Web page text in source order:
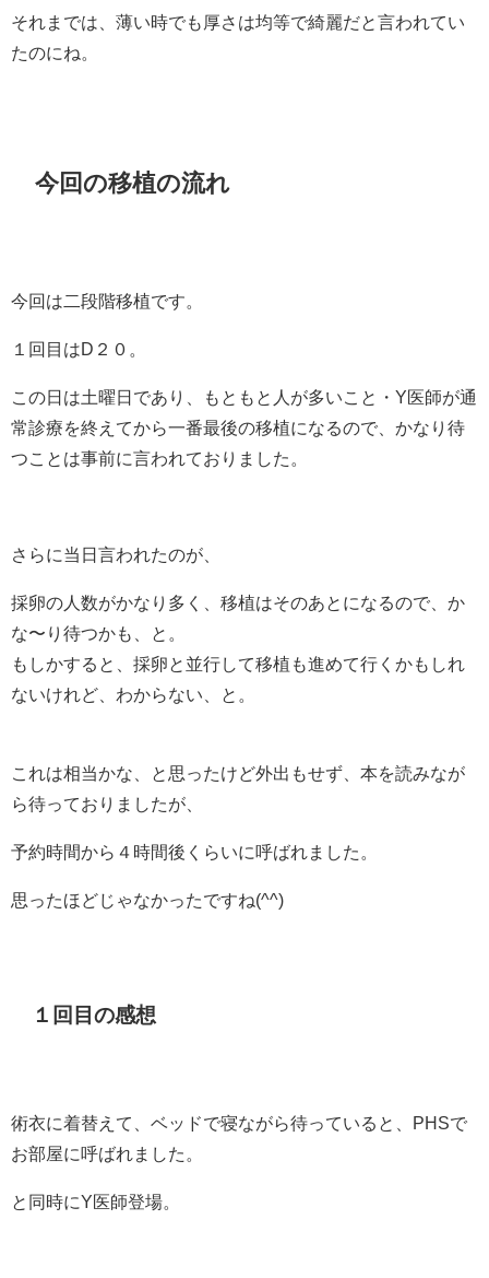
それまでは、薄い時でも厚さは均等で綺麗だと言われてい
たのにね。
今回の移植の流れ
今回は二段階移植です。
１回目はD２０。
この日は土曜日であり、もともと人が多いこと・Y医師が通
常診療を終えてから一番最後の移植になるので、かなり待
つことは事前に言われておりました。
さらに当日言われたのが、
採卵の人数がかなり多く、移植はそのあとになるので、か
な〜り待つかも、と。
もしかすると、採卵と並行して移植も進めて行くかもしれ
ないけれど、わからない、と。
これは相当かな、と思ったけど外出もせず、本を読みなが
ら待っておりましたが、
予約時間から４時間後くらいに呼ばれました。
思ったほどじゃなかったですね(^^)
１回目の感想
術衣に着替えて、ベッドで寝ながら待っていると、PHSで
お部屋に呼ばれました。
と同時にY医師登場。